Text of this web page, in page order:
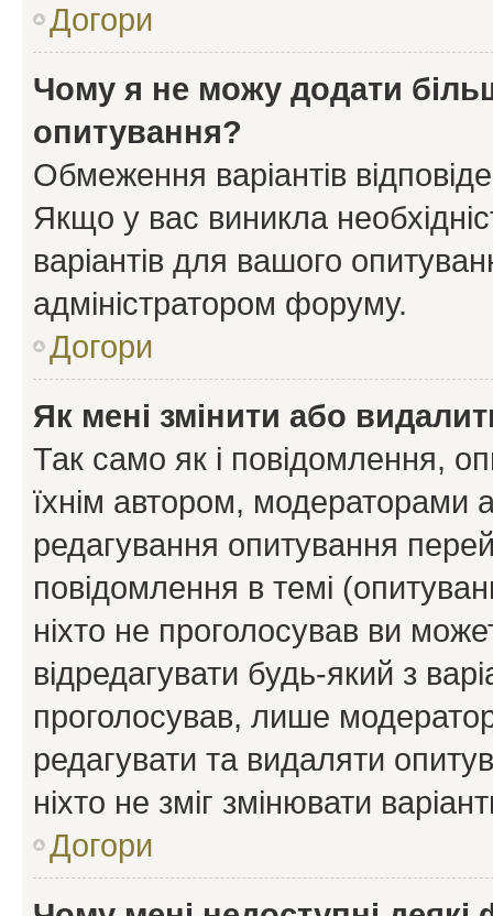
Догори
Чому я не можу додати
опитування?
Обмеження варіантів
Якщо у вас виникла
варіантів для вашого
адміністратором форуму.
Догори
Як мені змінити або
Так само як і повідомлення,
їхнім автором, модераторами
редагування опитування
повідомлення в темі
ніхто не проголосував ви
відредагувати будь-який з
проголосував, лише
редагувати та видаляти
ніхто не зміг змінювати
Догори